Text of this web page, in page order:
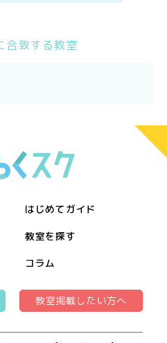
合致する教室
はじめてガイド
教室を探す
コラム
教室掲載したい方へ